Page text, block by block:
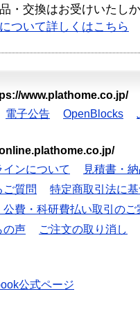
・交換はお受けいたし
ついて詳しくはこちら
www.plathome.co.jp/
電子公告 OpenBlocks
ンについて
見積書・
ご質問
特定商取引法に
公費・科研費払い取引のご
の声 ご注文の取り消し
公式ページ